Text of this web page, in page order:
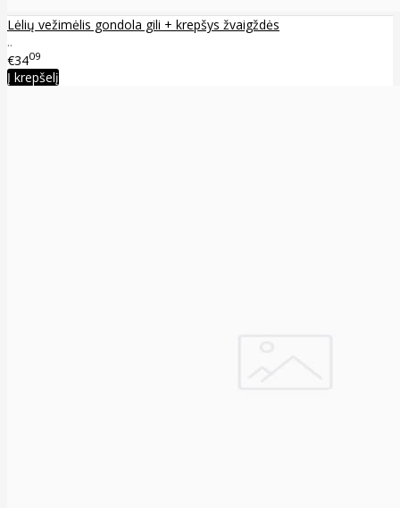
Lėlių vežimėlis gondola gili + krepšys žvaigždės
..
€3409
Į krepšelį